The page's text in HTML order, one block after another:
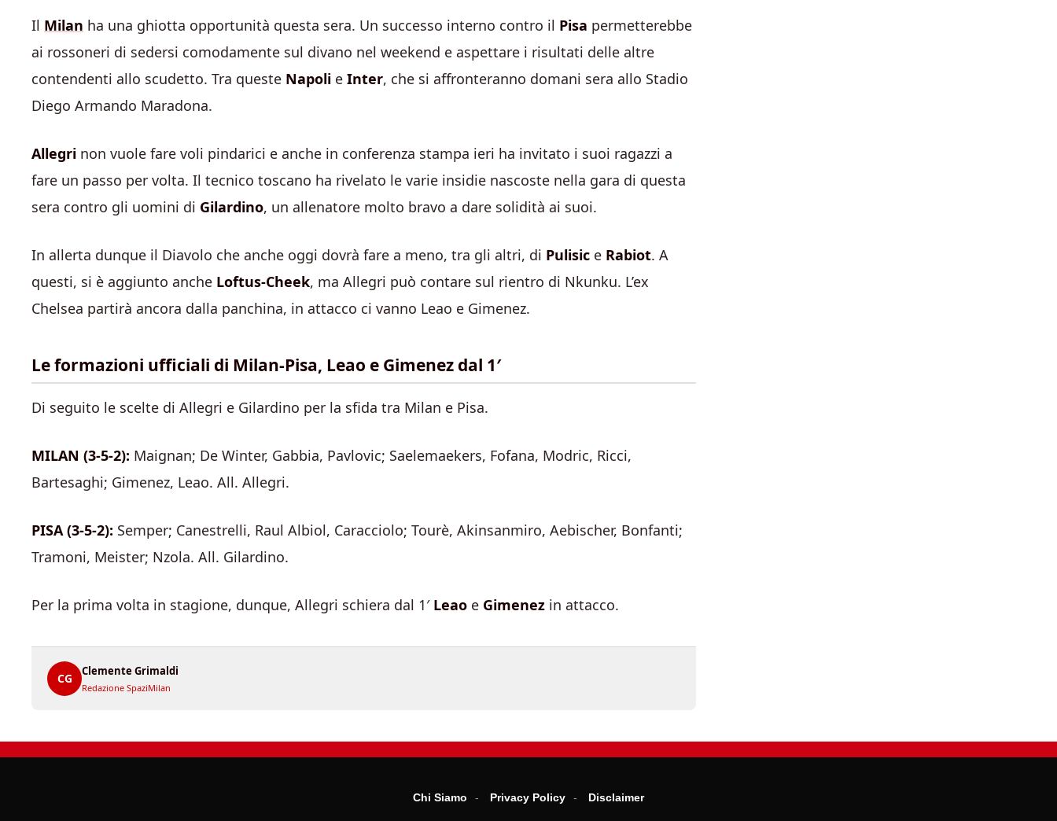
Il Milan ha una ghiotta opportunità questa sera. Un successo interno contro il Pisa permetterebbe
ai rossoneri di sedersi comodamente sul divano nel weekend e aspettare i risultati delle altre
contendenti allo scudetto. Tra queste Napoli e Inter, che si affronteranno domani sera allo Stadio
Diego Armando Maradona.
Allegri non vuole fare voli pindarici e anche in conferenza stampa ieri ha invitato i suoi ragazzi a
fare un passo per volta. Il tecnico toscano ha rivelato le varie insidie nascoste nella gara di questa
sera contro gli uomini di Gilardino, un allenatore molto bravo a dare solidità ai suoi.
In allerta dunque il Diavolo che anche oggi dovrà fare a meno, tra gli altri, di Pulisic e Rabiot. A
questi, si è aggiunto anche Loftus-Cheek, ma Allegri può contare sul rientro di Nkunku. L’ex
Chelsea partirà ancora dalla panchina, in attacco ci vanno Leao e Gimenez.
Le formazioni ufficiali di Milan-Pisa, Leao e Gimenez dal 1′
Di seguito le scelte di Allegri e Gilardino per la sfida tra Milan e Pisa.
MILAN (3-5-2): Maignan; De Winter, Gabbia, Pavlovic; Saelemaekers, Fofana, Modric, Ricci,
Bartesaghi; Gimenez, Leao. All. Allegri.
PISA (3-5-2): Semper; Canestrelli, Raul Albiol, Caracciolo; Tourè, Akinsanmiro, Aebischer, Bonfanti;
Tramoni, Meister; Nzola. All. Gilardino.
Per la prima volta in stagione, dunque, Allegri schiera dal 1′ Leao e Gimenez in attacco.
CG
Clemente Grimaldi
Redazione SpaziMilan
Chi Siamo Privacy Policy Disclaimer